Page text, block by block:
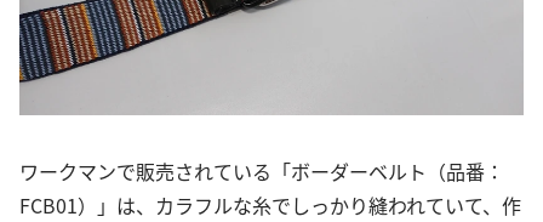
ワークマンで販売されている「ボーダーベルト（品番：
FCB01）」は、カラフルな糸でしっかり縫われていて、作